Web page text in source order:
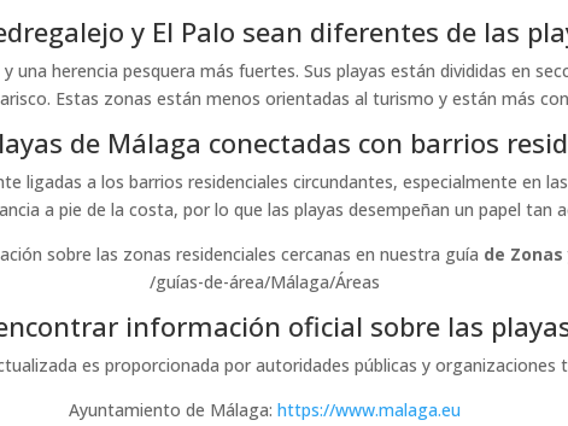
y El Palo sean diferentes de las
una herencia pesquera más fuertes. Sus playas están divididas en
Estas zonas están menos orientadas al turismo y están más
de Málaga conectadas con barrios
ligadas a los barrios residenciales circundantes, especialmente en
a pie de la costa, por lo que las playas desempeñan un papel tan
sobre las zonas residenciales cercanas en nuestra guía de
/guías-de-área/Málaga/Áreas
información oficial sobre las
es proporcionada por autoridades públicas y organizaciones
Ayuntamiento de Málaga: https://www.malaga.eu